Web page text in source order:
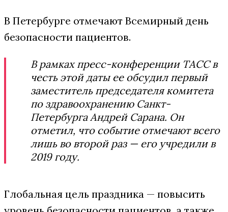
В Петербурге отмечают Всемирный день
безопасности пациентов.
В рамках пресс-конференции ТАСС в
честь этой даты ее обсудил первый
заместитель председателя комитета
по здравоохранению Санкт-
Петербурга Андрей Сарана. Он
отметил, что событие отмечают всего
лишь во второй раз — его учредили в
2019 году.
Глобальная цель праздника — повысить